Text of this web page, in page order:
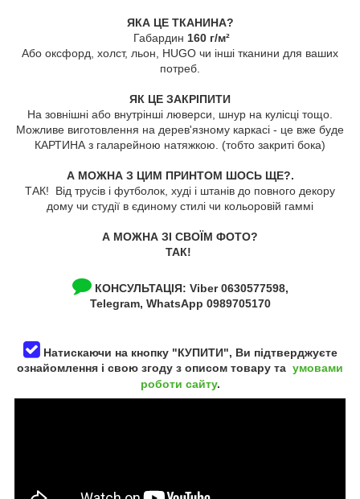
ЯКА ЦЕ ТКАНИНА?
Габардин 160 г/м²
Або оксфорд, холст, льон, HUGO чи інші тканини для ваших
потреб.
ЯК ЦЕ ЗАКРІПИТИ
На зовнішні або внутрінші люверси, шнур на кулісці тощо.
Можливе виготовлення на дерев'язному каркасі - це вже буде
КАРТИНА з галарейною натяжкою. (тобто закриті бока)
А МОЖНА З ЦИМ ПРИНТОМ ШОСЬ ЩЕ?.
ТАК! Від трусів і футболок, худі і штанів до повного декору
дому чи студії в єдиному стилі чи кольоровій гаммі
А МОЖНА ЗІ СВОЇМ ФОТО?
ТАК!
КОНСУЛЬТАЦІЯ: Viber 0630577598,
Telegram, WhatsApp 0989705170
Натискаючи на кнопку "КУПИТИ", Ви підтверджуєте
ознайомлення і свою згоду з описом товару та умовами
роботи сайту.